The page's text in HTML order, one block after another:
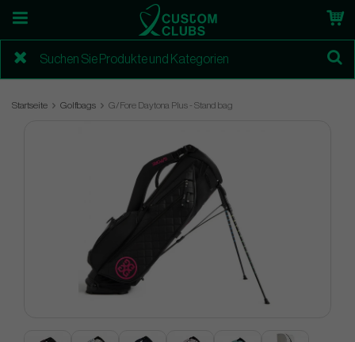
Startseite Golfbags G/Fore Daytona Plus - Stand bag